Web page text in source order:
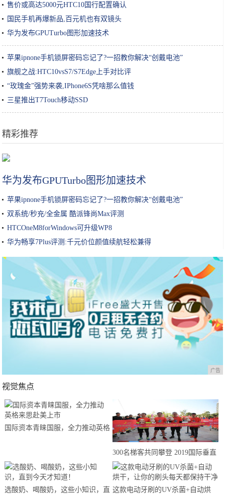
售价或高达5000元HTC10国行配置确认
国民手机再爆新品,百元机也有双镜头
华为发布GPUTurbo图形加速技术
苹果ipnone手机锁屏密码忘记了?一招教你解决“创戴电池”
旗舰之战:HTC10vsS7/S7Edge上手对比评
“玫瑰金”强势来袭,IPhone6S凭啥那么值钱
三星推出T7Touch移动SSD
精彩推荐
华为发布GPUTurbo图形加速技术
苹果ipnone手机锁屏密码忘记了?一招教你解决“创戴电池”
双系统/秒充/全金属 酷派锋尚Max评测
HTCOneM8forWindows可升级WP8
华为畅享7Plus评测:千元价位颜值续航轻松兼得
广告
视觉焦点
国际资本青睐国服，全力推动英格
300名梯客共同攀登 2019国际垂直
马拉松超级精英赛顺德海骏达中心
站欢乐开跑
选酸奶、喝酸奶，这些小知识，直 这款电动牙刷的UV杀菌+自动烘